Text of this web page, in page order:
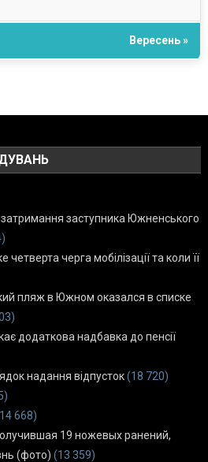
Вересень »
заступника Южненського
черга мобілізації та коли її
пляж в Южном оказался в списке
додаткова надбавка до пенсії
надання відпусток(18 720)
668)
19 ножевых ранений,
(фото) (13 359)